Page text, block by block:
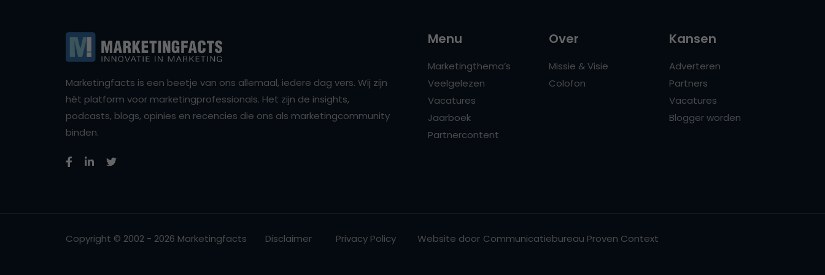
Marketingfacts is een beetje van ons allemaal, iedere dag vers. Wij zijn
hét platform voor marketingprofessionals. Het zijn de insights,
podcasts, blogs, opinies en recencies die ons als marketingcommunity
binden.
Menu
Marketingthema’s
Veelgelezen
Vacatures
Jaarboek
Partnercontent
Over
Missie & Visie
Colofon
Kansen
Adverteren
Partners
Vacatures
Blogger worden
Copyright © 2002 - 2026 Marketingfacts Disclaimer Privacy Policy Website door Communicatiebureau Proven Context